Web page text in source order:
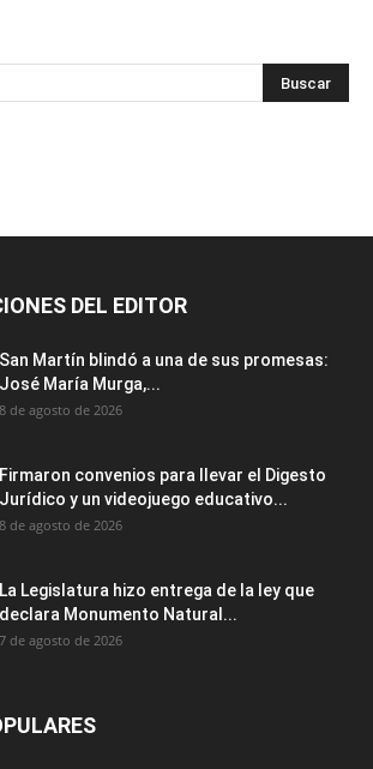
DEL EDITOR
San Martín blindó a una de sus promesas:
José María Murga,...
8 de agosto de 2026
Firmaron convenios para llevar el Digesto
Jurídico y un videojuego educativo...
8 de agosto de 2026
La Legislatura hizo entrega de la ley que
declara Monumento Natural...
7 de agosto de 2026